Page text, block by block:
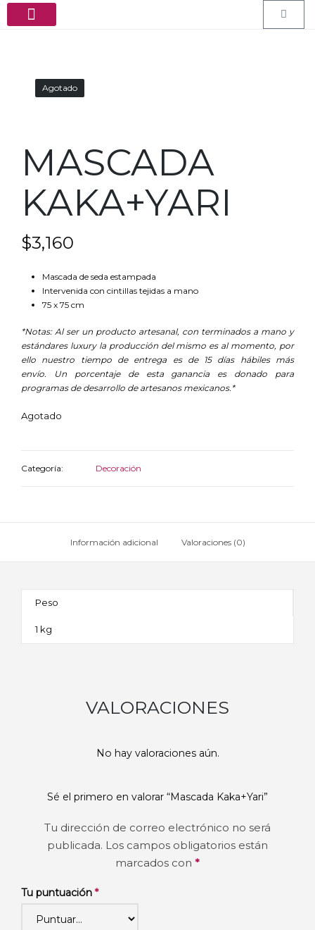
Agotado
MASCADA
KAKA+YARI
$3,160
Mascada de seda estampada
Intervenida con cintillas tejidas a mano
75 x 75 cm
*Notas: Al ser un producto artesanal, con terminados a mano y
estándares luxury la producción del mismo es al momento, por
ello nuestro tiempo de entrega es de 15 días hábiles más
envío. Un porcentaje de esta ganancia es donado para
programas de desarrollo de artesanos mexicanos.*
Agotado
Categoría: Decoración
Información adicional Valoraciones (0)
Peso
1 kg
VALORACIONES
No hay valoraciones aún.
Sé el primero en valorar “Mascada Kaka+Yari”
Tu dirección de correo electrónico no será
publicada. Los campos obligatorios están
marcados con *
Tu puntuación *